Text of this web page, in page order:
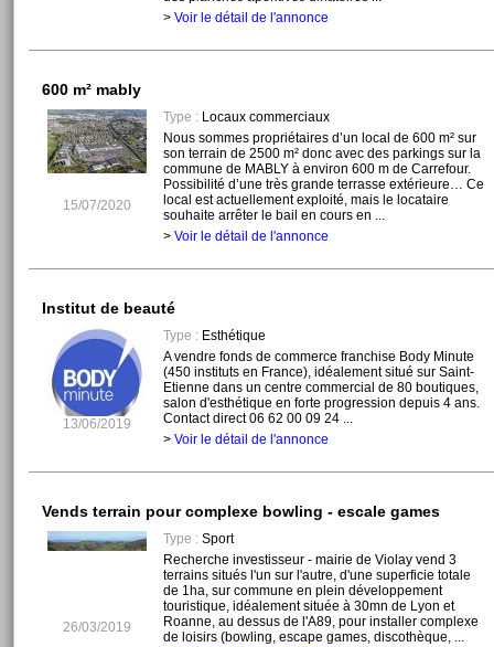
> Voir le détail de l'annonce
600 m² mably
15/07/2020
Type :Locaux commerciaux
Nous sommes propriétaires d’un local de 600 m² sur
son terrain de 2500 m² donc avec des parkings sur la
commune de MABLY à environ 600 m de Carrefour.
Possibilité d’une très grande terrasse extérieure… Ce
local est actuellement exploité, mais le locataire
souhaite arrêter le bail en cours en ...
> Voir le détail de l'annonce
Institut de beauté
13/06/2019
Type :Esthétique
A vendre fonds de commerce franchise Body Minute
(450 instituts en France), idéalement situé sur Saint-
Etienne dans un centre commercial de 80 boutiques,
salon d'esthétique en forte progression depuis 4 ans.
Contact direct 06 62 00 09 24 ...
> Voir le détail de l'annonce
Vends terrain pour complexe bowling - escale games
26/03/2019
Type :Sport
Recherche investisseur - mairie de Violay vend 3
terrains situés l'un sur l'autre, d'une superficie totale
de 1ha, sur commune en plein développement
touristique, idéalement située à 30mn de Lyon et
Roanne, au dessus de l'A89, pour installer complexe
de loisirs (bowling, escape games, discothèque, ...